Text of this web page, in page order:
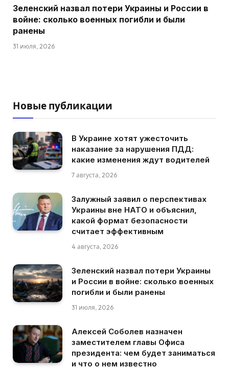
Зеленский назвал потери Украины и России в
войне: сколько военных погибли и были
ранены
31 июля, 2026
Новые публикации
В Украине хотят ужесточить
наказание за нарушения ПДД:
какие изменения ждут водителей
7 августа, 2026
Залужный заявил о перспективах
Украины вне НАТО и объяснил,
какой формат безопасности
считает эффективным
4 августа, 2026
Зеленский назвал потери Украины
и России в войне: сколько военных
погибли и были ранены
31 июля, 2026
Алексей Соболев назначен
заместителем главы Офиса
президента: чем будет заниматься
и что о нем известно